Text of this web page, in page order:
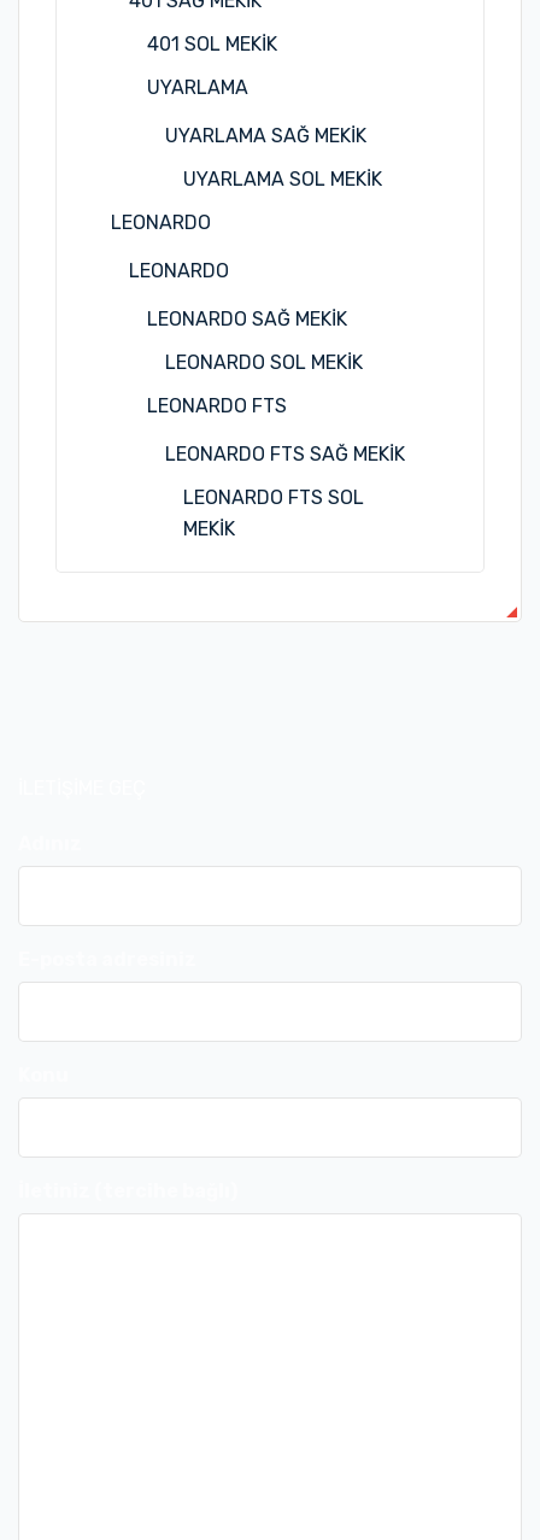
401 SOL MEKİK
UYARLAMA
UYARLAMA SAĞ MEKİK
UYARLAMA SOL MEKİK
LEONARDO
LEONARDO
LEONARDO SAĞ MEKİK
LEONARDO SOL MEKİK
LEONARDO FTS
LEONARDO FTS SAĞ MEKİK
LEONARDO FTS SOL
MEKİK